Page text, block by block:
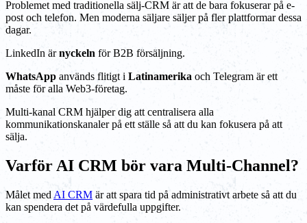
Problemet med traditionella sälj-CRM är att de bara fokuserar på e-
post och telefon. Men moderna säljare säljer på fler plattformar dessa
dagar.
LinkedIn ärnyckeln för B2B försäljning.
WhatsApp används flitigt i Latinamerika och Telegram är ett
måste för alla Web3-företag.
Multi-kanal CRM hjälper dig att centralisera alla
kommunikationskanaler på ett ställe så att du kan fokusera på att
sälja.
Varför AI CRM bör vara Multi-Channel?
Målet med AI CRM är att spara tid på administrativt arbete så att du
kan spendera det på värdefulla uppgifter.